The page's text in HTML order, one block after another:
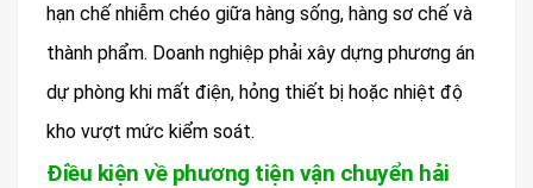
hạn chế nhiễm chéo giữa hàng sống, hàng sơ chế và
thành phẩm. Doanh nghiệp phải xây dựng phương án
dự phòng khi mất điện, hỏng thiết bị hoặc nhiệt độ
kho vượt mức kiểm soát.
Điều kiện về phương tiện vận chuyển hải